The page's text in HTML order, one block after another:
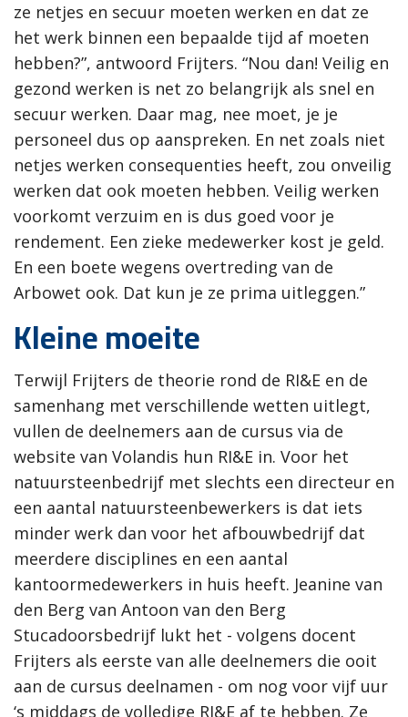
ze netjes en secuur moeten werken en dat ze
het werk binnen een bepaalde tijd af moeten
hebben?”, antwoord Frijters. “Nou dan! Veilig en
gezond werken is net zo belangrijk als snel en
secuur werken. Daar mag, nee moet, je je
personeel dus op aanspreken. En net zoals niet
netjes werken consequenties heeft, zou onveilig
werken dat ook moeten hebben. Veilig werken
voorkomt verzuim en is dus goed voor je
rendement. Een zieke medewerker kost je geld.
En een boete wegens overtreding van de
Arbowet ook. Dat kun je ze prima uitleggen.”
Kleine moeite
Terwijl Frijters de theorie rond de RI&E en de
samenhang met verschillende wetten uitlegt,
vullen de deelnemers aan de cursus via de
website van Volandis hun RI&E in. Voor het
natuursteenbedrijf met slechts een directeur en
een aantal natuursteenbewerkers is dat iets
minder werk dan voor het afbouwbedrijf dat
meerdere disciplines en een aantal
kantoormedewerkers in huis heeft. Jeanine van
den Berg van Antoon van den Berg
Stucadoorsbedrijf lukt het - volgens docent
Frijters als eerste van alle deelnemers die ooit
aan de cursus deelnamen - om nog voor vijf uur
‘s middags de volledige RI&E af te hebben. Ze